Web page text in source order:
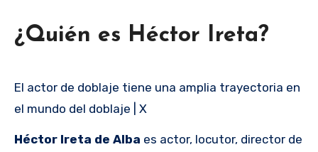
¿Quién es Héctor Ireta?
El actor de doblaje tiene una amplia trayectoria en
el mundo del doblaje | X
Héctor Ireta de Alba es actor, locutor, director de